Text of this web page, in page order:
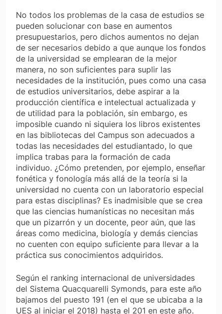
No todos los problemas de la casa de estudios se
pueden solucionar con base en aumentos
presupuestarios, pero dichos aumentos no dejan
de ser necesarios debido a que aunque los fondos
de la universidad se emplearan de la mejor
manera, no son suficientes para suplir las
necesidades de la institución, pues como una casa
de estudios universitarios, debe aspirar a la
producción científica e intelectual actualizada y
de utilidad para la población, sin embargo, es
imposible cuando ni siquiera los libros existentes
en las bibliotecas del Campus son adecuados a
todas las necesidades del estudiantado, lo que
implica trabas para la formación de cada
individuo. ¿Cómo pretenden, por ejemplo, enseñar
fonética y fonología más allá de la teoría si la
universidad no cuenta con un laboratorio especial
para estas disciplinas? Es inadmisible que se crea
que las ciencias humanísticas no necesitan más
que un pizarrón y un docente, peor aún, que las
áreas como medicina, biología y demás ciencias
no cuenten con equipo suficiente para llevar a la
práctica sus conocimientos adquiridos.
Según el ranking internacional de universidades
del Sistema Quacquarelli Symonds, para este año
bajamos del puesto 191 (en el que se ubicaba a la
UES al iniciar el 2018) hasta el 201 en este año.